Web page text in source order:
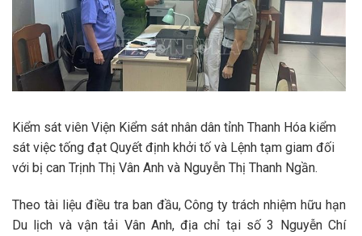
Kiểm sát viên Viện Kiểm sát nhân dân tỉnh Thanh Hóa kiểm
sát việc tống đạt Quyết định khởi tố và Lệnh tạm giam đối
với bị can Trịnh Thị Vân Anh và Nguyễn Thị Thanh Ngần.
Theo tài liệu điều tra ban đầu, Công ty trách nhiệm hữu hạn
Du lịch và vận tải Vân Anh, địa chỉ tại số 3 Nguyễn Chí